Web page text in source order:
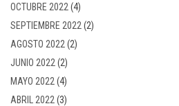
OCTUBRE 2022 (4)
SEPTIEMBRE 2022 (2)
AGOSTO 2022 (2)
JUNIO 2022 (2)
MAYO 2022 (4)
ABRIL 2022 (3)